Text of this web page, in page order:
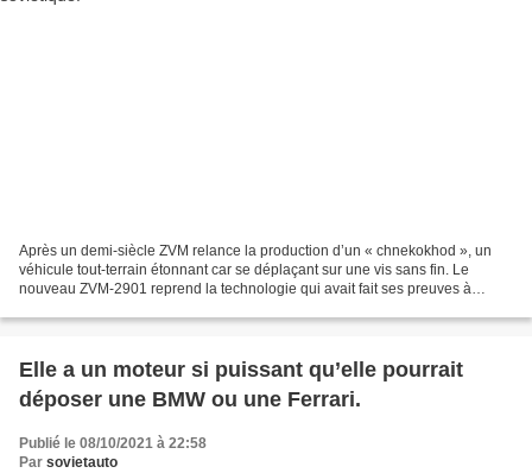
Après un demi-siècle ZVM relance la production d’un « chnekokhod », un
véhicule tout-terrain étonnant car se déplaçant sur une vis sans fin. Le
nouveau ZVM-2901 reprend la technologie qui avait fait ses preuves à
Elle a un moteur si puissant qu’elle pourrait
déposer une BMW ou une Ferrari.
Publié le 08/10/2021 à 22:58
Par sovietauto